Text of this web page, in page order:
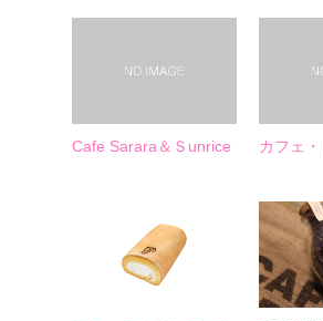
Cafe Sarara＆Ｓunrice カフェ